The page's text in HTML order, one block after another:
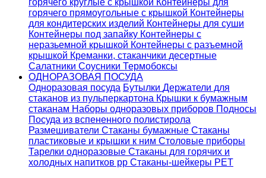
горячего круглые с крышкой Контейнеры для
горячего прямоугольные с крышкой Контейнеры
для кондитерских изделий Контейнеры для суши
Контейнеры под запайку Контейнеры с
неразьемной крышкой Контейнеры с разъемной
крышкой Креманки, стаканчики десертные
Салатники Соусники Термобоксы
ОДНОРАЗОВАЯ ПОСУДА
Одноразовая посуда Бутылки Держатели для
стаканов из пульперкартона Крышки к бумажным
стаканам Наборы одноразовых приборов Подносы
Посуда из вспененного полистирола
Размешиватели Стаканы бумажные Стаканы
пластиковые и крышки к ним Столовые приборы
Тарелки одноразовые Стаканы для горячих и
холодных напитков pp Стаканы-шейкеры PET